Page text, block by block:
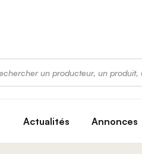
Actualités Annonces